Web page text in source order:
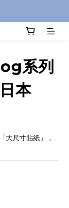
系列
本
大尺寸貼紙」，